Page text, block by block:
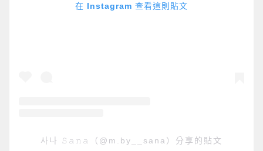
在 Instagram 查看這則貼文
사나 𝚂𝚊𝚗𝚊（@m.by__sana）分享的貼文